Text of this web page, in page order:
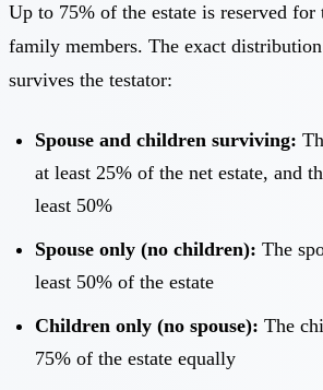
Up to 75% of the estate is reserved for
family members. The exact
survives the testator:
Spouse and children surviving:
at least 25% of the net estate, and
least 50%
Spouse only (no children): The
least 50% of the estate
Children only (no spouse): The
75% of the estate equally